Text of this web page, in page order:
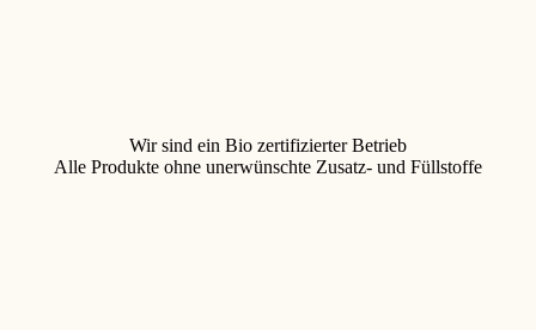
Wir sind ein Bio zertifizierter Betrieb
Alle Produkte ohne unerwünschte Zusatz- und Füllstoffe